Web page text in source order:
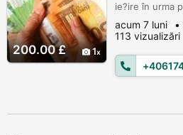
200.00 £ 1
ie?ire în urma
împrumut
€ la 500.000
oamenii pe
5000 € la
acum 7 luni
113 vizualizări